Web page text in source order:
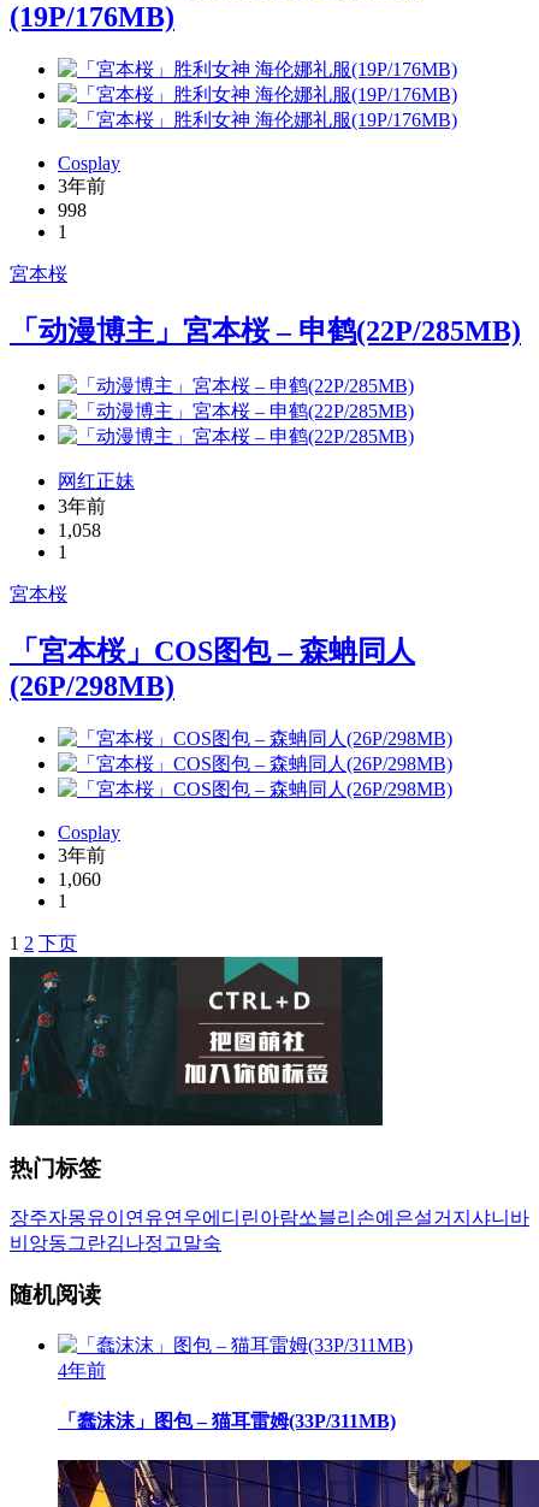
(19P/176MB)
Cosplay
3年前
998
1
宮本桜
「动漫博主」宮本桜 – 申鹤(22P/285MB)
网红正妹
3年前
1,058
1
宮本桜
「宮本桜」COS图包 – 森蚺同人
(26P/298MB)
Cosplay
3年前
1,060
1
文
导
航
1 2 下页
热门标签
장주자몽유이 연유연우에디린아람쏘블리 손예은설거지 샤니 바
비앙동그란김나정 고말숙
随机阅读
4年前
「蠢沫沫」图包 – 猫耳雷姆(33P/311MB)